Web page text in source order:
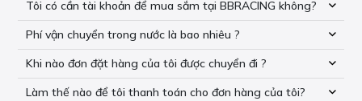
Tôi có cần tài khoản để mua sắm tại BBRACING không?
Phí vận chuyển trong nước là bao nhiêu ?
Khi nào đơn đặt hàng của tôi được chuyển đi ?
Làm thế nào để tôi thanh toán cho đơn hàng của tôi?